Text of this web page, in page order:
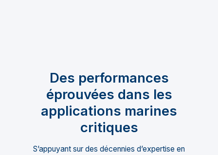
Des performances
éprouvées dans les
applications marines
critiques
S’appuyant sur des décennies d’expertise en